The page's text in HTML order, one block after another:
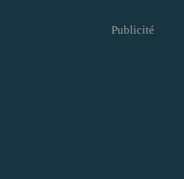
Publicité